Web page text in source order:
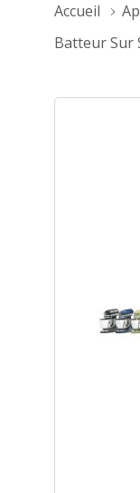
Accueil
Batteur Sur